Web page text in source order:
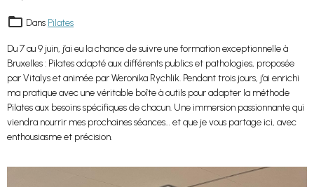
Dans Pilates
Du 7 au 9 juin, j’ai eu la chance de suivre une formation exceptionnelle à
Bruxelles : Pilates adapté aux différents publics et pathologies, proposée
par Vitalys et animée par Weronika Rychlik. Pendant trois jours, j’ai enrichi
ma pratique avec une véritable boîte à outils pour adapter la méthode
Pilates aux besoins spécifiques de chacun. Une immersion passionnante qui
viendra nourrir mes prochaines séances… et que je vous partage ici, avec
enthousiasme et précision.